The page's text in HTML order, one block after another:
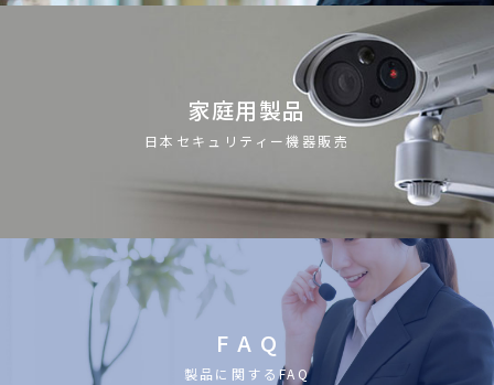
家庭用製品
日本セキュリティー機器販売
F A Q
製品に関するFAQ